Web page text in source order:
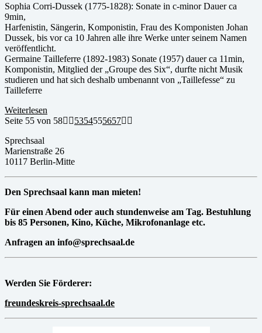
Sophia Corri-Dussek (1775-1828): Sonate in c-minor Dauer ca
9min,
Harfenistin, Sängerin, Komponistin, Frau des Komponisten Johan
Dussek, bis vor ca 10 Jahren alle ihre Werke unter seinem Namen
veröffentlicht.
Germaine Tailleferre (1892-1983) Sonate (1957) dauer ca 11min,
Komponistin, Mitglied der „Groupe des Six“, durfte nicht Musik
studieren und hat sich deshalb umbenannt von „Taillefesse“ zu
Tailleferre
Weiterlesen
Seite 55 von 58
5354555657
Sprechsaal
Marienstraße 26
10117 Berlin-Mitte
Den Sprechsaal kann man mieten!
Für einen Abend oder auch stundenweise am Tag. Bestuhlung
bis 85 Personen, Kino, Küche, Mikrofonanlage etc.
Anfragen an info@sprechsaal.de
Werden Sie Förderer:
freundeskreis-sprechsaal.de